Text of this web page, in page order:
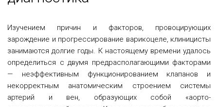
Изучением причин и факторов, провоцирующих
зарождение и прогрессирование варикоцеле, клиницисты
занимаются долгие годы. К настоящему времени удалось
определиться с двумя предрасполагающими факторами
— неэффективным функционированием клапанов и
некорректным анатомическим строением системы
артерий и вен, образующих собой «аорто-